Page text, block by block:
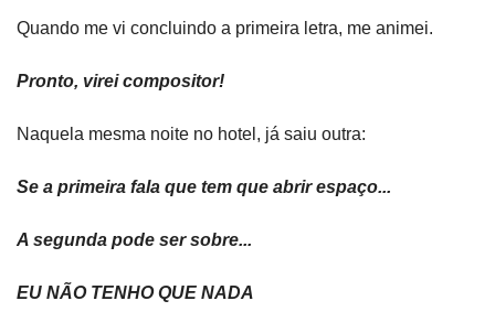
Quando me vi concluindo a primeira letra, me animei.
Pronto, virei compositor!
Naquela mesma noite no hotel, já saiu outra:
Se a primeira fala que tem que abrir espaço...
A segunda pode ser sobre...
EU NÃO TENHO QUE NADA